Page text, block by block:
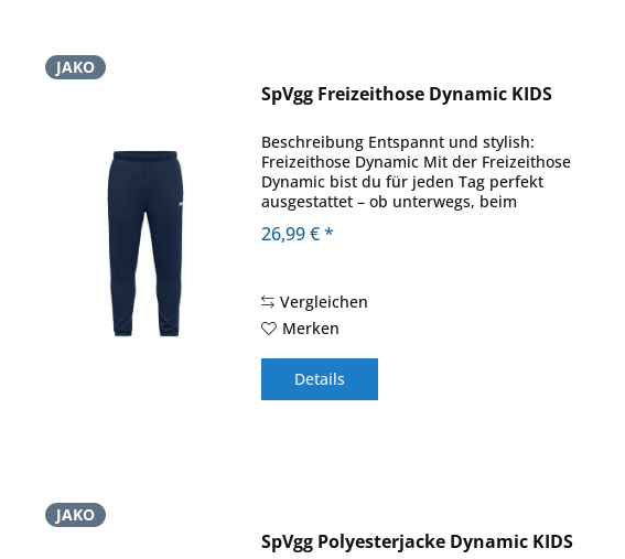
JAKO
SpVgg Freizeithose Dynamic KIDS
Beschreibung Entspannt und stylish:
Freizeithose Dynamic Mit der Freizeithose
Dynamic bist du für jeden Tag perfekt
ausgestattet – ob unterwegs, beim
praktischen Seitentaschen mit
26,99 € *
Vergleichen
Merken
Details
JAKO
SpVgg Polyesterjacke Dynamic KIDS